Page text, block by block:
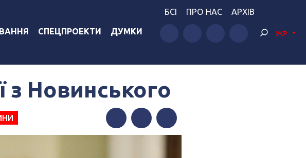
СПЕЦПРОЕКТИ ДУМКИ
БСІ ПРО НАС АРХІВ
УКР
з Новинського